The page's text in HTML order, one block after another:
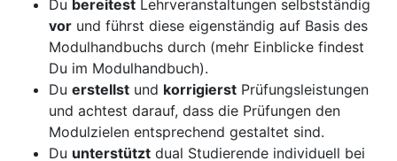
Du bereitest Lehrveranstaltungen selbstständig
vor und führst diese eigenständig auf Basis des
Modulhandbuchs durch (mehr Einblicke findest
Du im Modulhandbuch).
Du erstellst und korrigierst Prüfungsleistungen
und achtest darauf, dass die Prüfungen den
Modulzielen entsprechend gestaltet sind.
Du unterstützt dual Studierende individuell bei